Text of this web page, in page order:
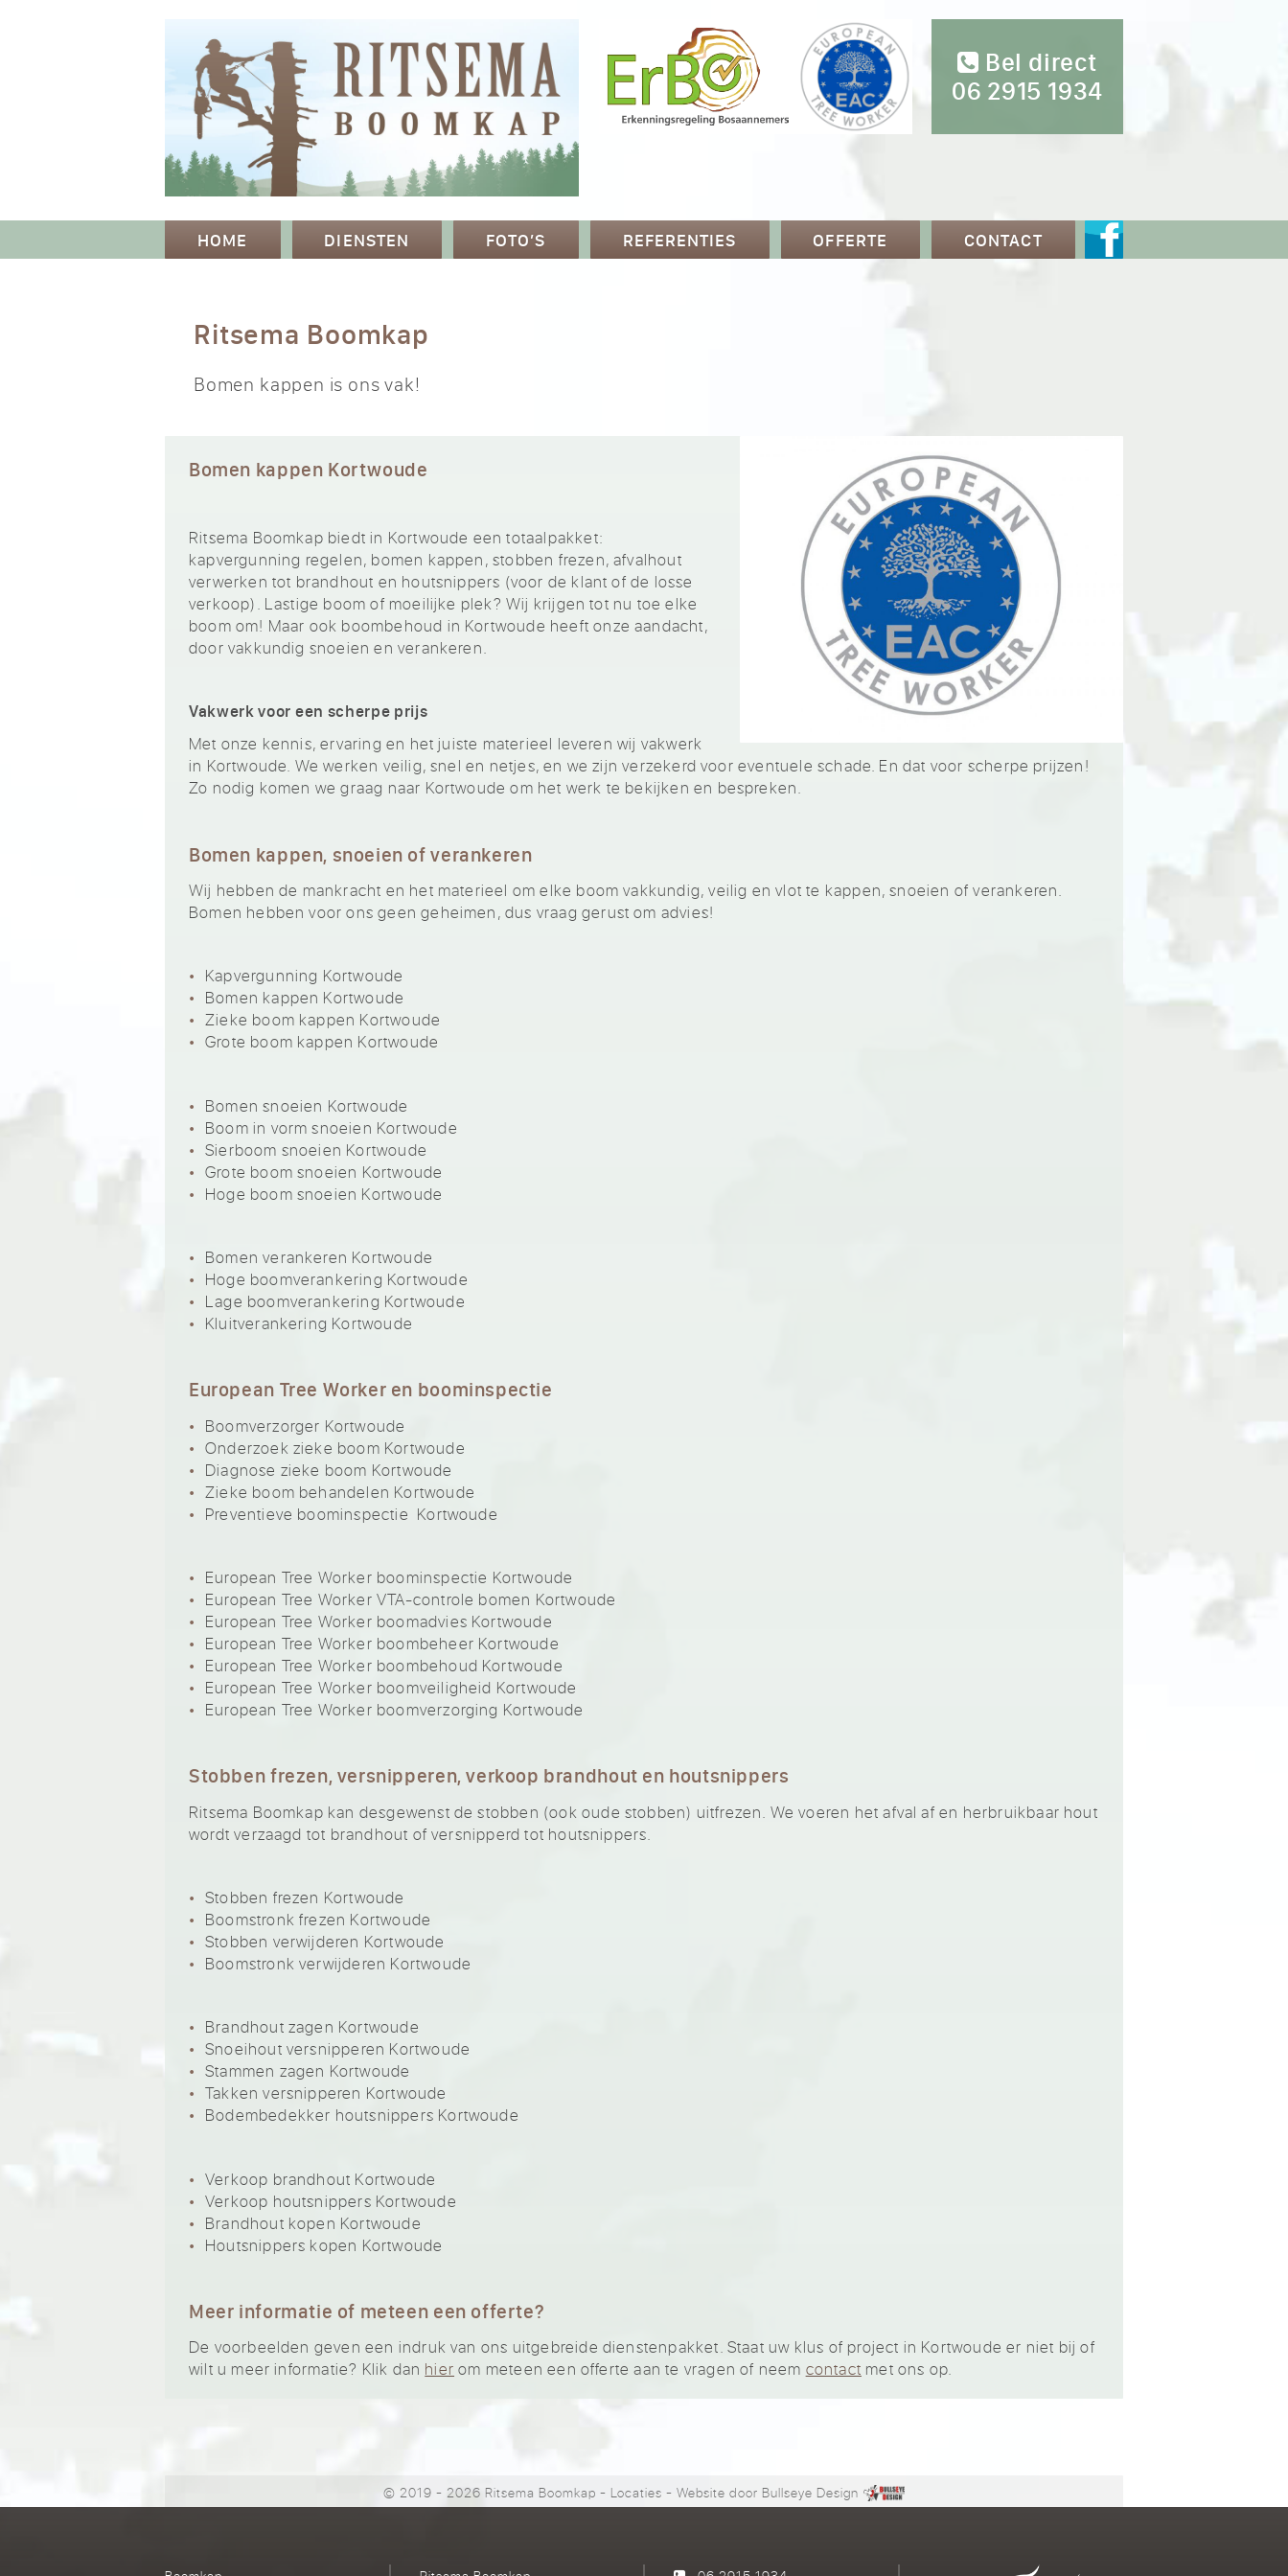
Bel direct
06 2915 1934
HOME DIENSTEN FOTO’S REFERENTIES OFFERTE CONTACT
Ritsema Boomkap
Bomen kappen is ons vak!
Bomen kappen Kortwoude
Ritsema Boomkap biedt in Kortwoude een totaalpakket:
kapvergunning regelen, bomen kappen, stobben frezen, afvalhout
verwerken tot brandhout en houtsnippers (voor de klant of de losse
verkoop). Lastige boom of moeilijke plek? Wij krijgen tot nu toe elke
boom om! Maar ook boombehoud in Kortwoude heeft onze aandacht,
door vakkundig snoeien en verankeren.
Vakwerk voor een scherpe prijs
Met onze kennis, ervaring en het juiste materieel leveren wij vakwerk
in Kortwoude. We werken veilig, snel en netjes, en we zijn verzekerd voor eventuele schade. En dat voor scherpe prijzen!
Zo nodig komen we graag naar Kortwoude om het werk te bekijken en bespreken.
Bomen kappen, snoeien of verankeren
Wij hebben de mankracht en het materieel om elke boom vakkundig, veilig en vlot te kappen, snoeien of verankeren.
Bomen hebben voor ons geen geheimen, dus vraag gerust om advies!
Kapvergunning Kortwoude
Bomen kappen Kortwoude
Zieke boom kappen Kortwoude
Grote boom kappen Kortwoude
Bomen snoeien Kortwoude
Boom in vorm snoeien Kortwoude
Sierboom snoeien Kortwoude
Grote boom snoeien Kortwoude
Hoge boom snoeien Kortwoude
Bomen verankeren Kortwoude
Hoge boomverankering Kortwoude
Lage boomverankering Kortwoude
Kluitverankering Kortwoude
European Tree Worker en boominspectie
Boomverzorger Kortwoude
Onderzoek zieke boom Kortwoude
Diagnose zieke boom Kortwoude
Zieke boom behandelen Kortwoude
Preventieve boominspectie Kortwoude
European Tree Worker boominspectie Kortwoude
European Tree Worker VTA-controle bomen Kortwoude
European Tree Worker boomadvies Kortwoude
European Tree Worker boombeheer Kortwoude
European Tree Worker boombehoud Kortwoude
European Tree Worker boomveiligheid Kortwoude
European Tree Worker boomverzorging Kortwoude
Stobben frezen, versnipperen, verkoop brandhout en houtsnippers
Ritsema Boomkap kan desgewenst de stobben (ook oude stobben) uitfrezen. We voeren het afval af en herbruikbaar hout
wordt verzaagd tot brandhout of versnipperd tot houtsnippers.
Stobben frezen Kortwoude
Boomstronk frezen Kortwoude
Stobben verwijderen Kortwoude
Boomstronk verwijderen Kortwoude
Brandhout zagen Kortwoude
Snoeihout versnipperen Kortwoude
Stammen zagen Kortwoude
Takken versnipperen Kortwoude
Bodembedekker houtsnippers Kortwoude
Verkoop brandhout Kortwoude
Verkoop houtsnippers Kortwoude
Brandhout kopen Kortwoude
Houtsnippers kopen Kortwoude
Meer informatie of meteen een offerte?
De voorbeelden geven een indruk van ons uitgebreide dienstenpakket. Staat uw klus of project in Kortwoude er niet bij of
wilt u meer informatie? Klik dan hier om meteen een offerte aan te vragen of neem contact met ons op.
© 2019 - 2026 Ritsema Boomkap - Locaties - Website door Bullseye Design